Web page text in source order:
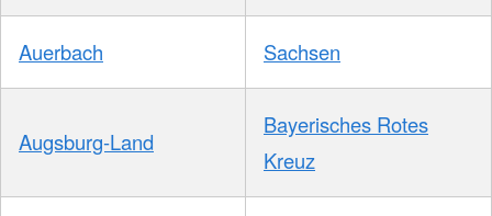
Auerbach Sachsen
Augsburg-Land
Bayerisches Rotes
Kreuz